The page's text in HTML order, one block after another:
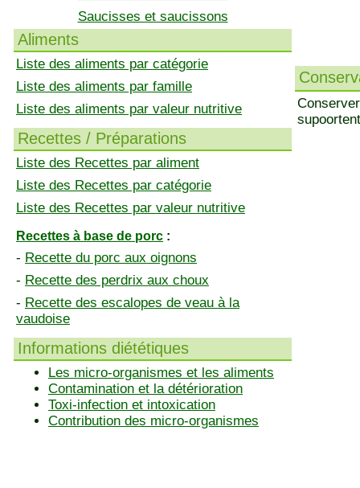
Saucisses et saucissons
Aliments
Liste des aliments par catégorie
Liste des aliments par famille
Liste des aliments par valeur nutritive
Recettes / Préparations
Liste des Recettes par aliment
Liste des Recettes par catégorie
Liste des Recettes par valeur nutritive
Recettes à base de porc :
- Recette du porc aux oignons
- Recette des perdrix aux choux
- Recette des escalopes de veau à la
vaudoise
Informations diététiques
Les micro-organismes et les aliments
Contamination et la détérioration
Toxi-infection et intoxication
Contribution des micro-organismes